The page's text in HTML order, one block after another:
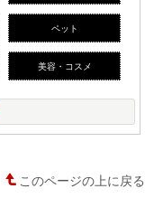
ペット
美容・コスメ
このページの上に戻る